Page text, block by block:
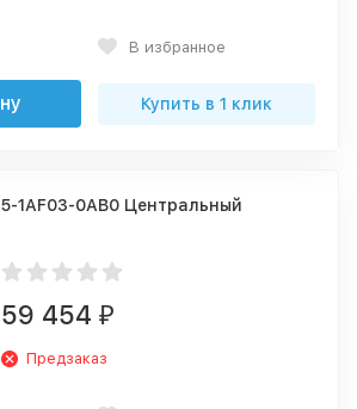
В избранное
Купить в 1 клик
1AF03-0AB0 Центральный
59 454 ₽
Предзаказ